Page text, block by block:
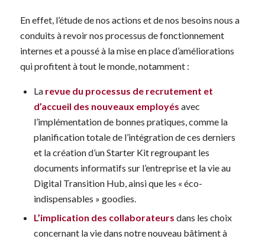
En effet, l’étude de nos actions et de nos besoins nous a
conduits à revoir nos processus de fonctionnement
internes et a poussé à la mise en place d’améliorations
qui profitent à tout le monde, notamment :
La revue du processus de recrutement et
d’accueil des nouveaux employés avec
l’implémentation de bonnes pratiques, comme la
planification totale de l’intégration de ces derniers
et la création d’un Starter Kit regroupant les
documents informatifs sur l’entreprise et la vie au
Digital Transition Hub, ainsi que les « éco-
indispensables » goodies.
L’implication des collaborateurs dans les choix
concernant la vie dans notre nouveau bâtiment à